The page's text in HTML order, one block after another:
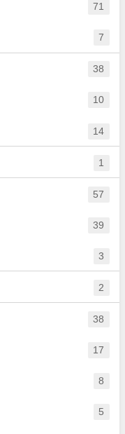
71
7
38
10
14
1
57
39
3
2
38
17
8
5